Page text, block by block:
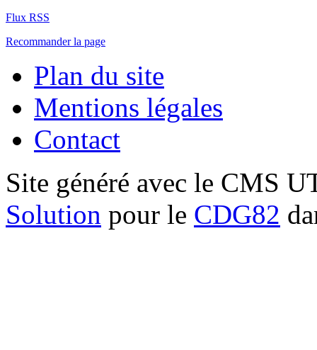
Flux RSS
Recommander la page
Plan du site
Mentions légales
Contact
Site généré avec le CMS
Solution pour le CDG82